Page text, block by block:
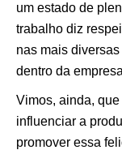
um estado de
trabalho diz
nas mais
dentro da
Vimos, ainda,
influenciar a
promover essa